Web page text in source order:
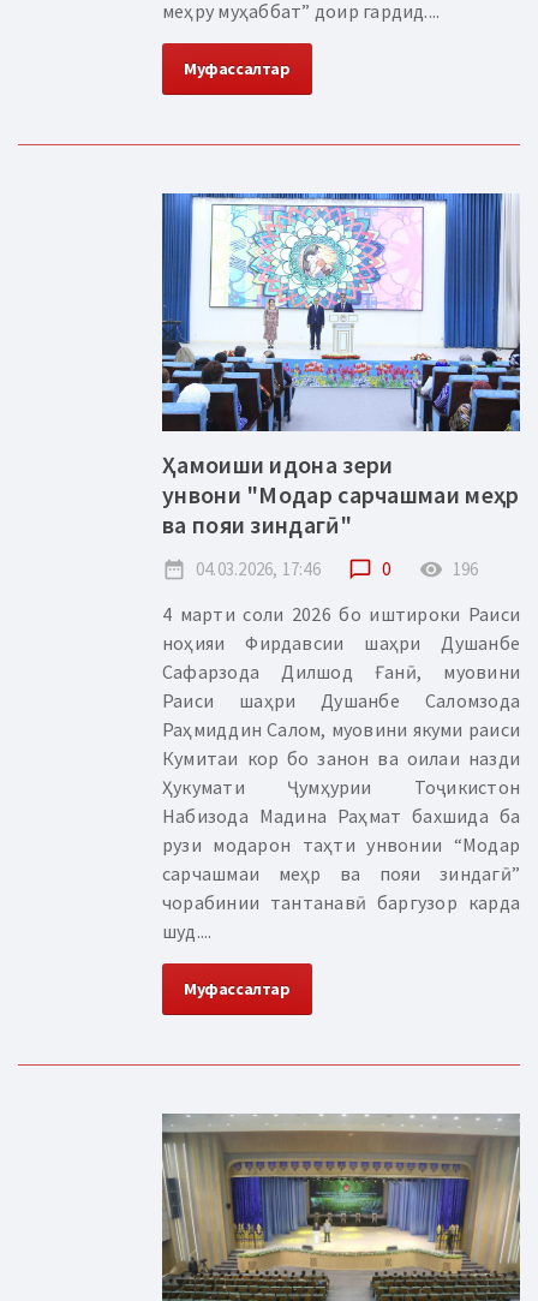
меҳру муҳаббат” доир гардид....
Муфассалтар
Ҳамоиши идона зери
унвони "Модар сарчашмаи меҳр
ва пояи зиндагӣ"
date_range 04.03.2026, 17:46 chat_bubble_outline 0 remove_red_eye 196
4 марти соли 2026 бо иштироки Раиси
ноҳияи Фирдавсии шаҳри Душанбе
Сафарзода Дилшод Ғанӣ, муовини
Раиси шаҳри Душанбе Саломзода
Раҳмиддин Салом, муовини якуми раиси
Кумитаи кор бо занон ва оилаи назди
Ҳукумати Ҷумҳурии Тоҷикистон
Набизода Мадина Раҳмат бахшида ба
рузи модарон таҳти унвонии “Модар
сарчашмаи меҳр ва пояи зиндагӣ”
чорабинии тантанавӣ баргузор карда
шуд....
Муфассалтар